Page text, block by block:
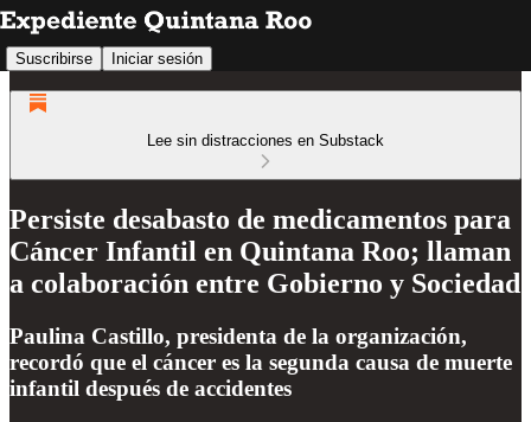
Suscribirse Iniciar sesión
Lee sin distracciones en Substack
Persiste desabasto de medicamentos para
Cáncer Infantil en Quintana Roo; llaman
a colaboración entre Gobierno y Sociedad
Paulina Castillo, presidenta de la organización,
recordó que el cáncer es la segunda causa de muerte
infantil después de accidentes